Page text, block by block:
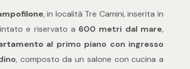
, in località Tre Camini, inserita in
e riservato a 600 metri dal mare,
al primo piano con ingresso
, composto da un salone con cucina a